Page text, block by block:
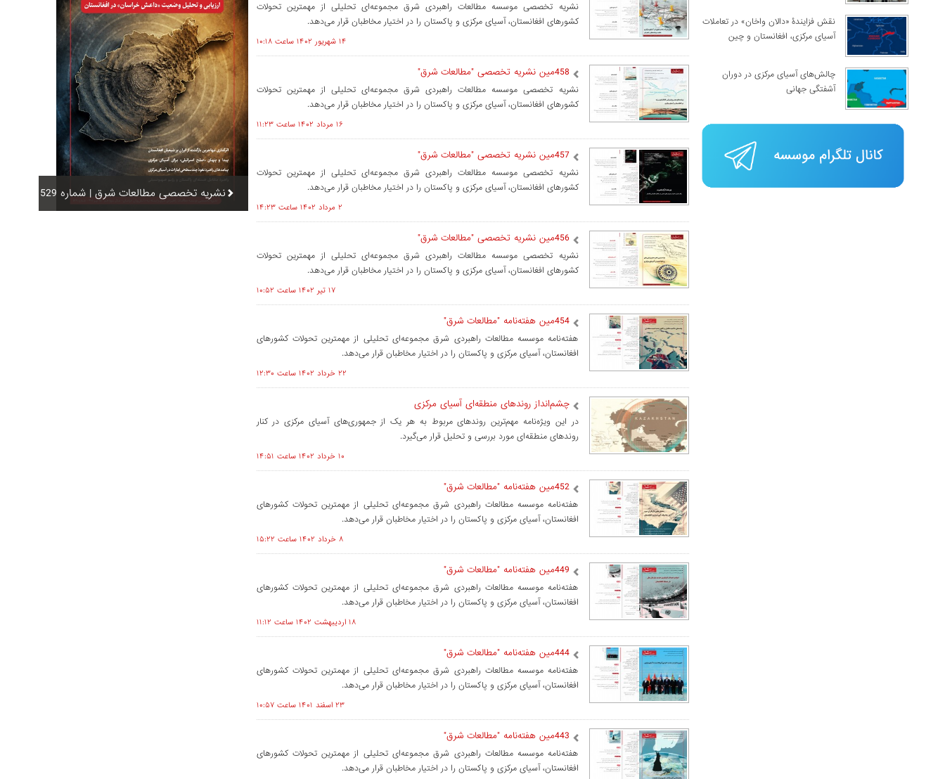
نقش فزایندۀ «دالان واخان» در تعاملات
آسیای مرکزی، افغانستان و چین
چالش‌های آسیای مرکزی در دوران
آشفتگی جهانی
نشریه تخصصی موسسه مطالعات راهبردی شرق مجموعه‌ای تحلیلی از مهمترین تحولات
کشورهای افغانستان، آسیای مرکزی و پاکستان را در اختیار مخاطبان قرار می‌دهد.
۱۴ شهريور ۱۴۰۲ ساعت ۱۰:۱۸
458مین نشریه تخصصی "مطالعات شرق"
نشریه تخصصی موسسه مطالعات راهبردی شرق مجموعه‌ای تحلیلی از مهمترین تحولات
کشورهای افغانستان، آسیای مرکزی و پاکستان را در اختیار مخاطبان قرار می‌دهد.
۱۶ مرداد ۱۴۰۲ ساعت ۱۱:۲۳
457مین نشریه تخصصی "مطالعات شرق"
نشریه تخصصی موسسه مطالعات راهبردی شرق مجموعه‌ای تحلیلی از مهمترین تحولات
کشورهای افغانستان، آسیای مرکزی و پاکستان را در اختیار مخاطبان قرار می‌دهد.
۲ مرداد ۱۴۰۲ ساعت ۱۴:۲۳
456مین نشریه تخصصی "مطالعات شرق"
نشریه تخصصی موسسه مطالعات راهبردی شرق مجموعه‌ای تحلیلی از مهمترین تحولات
کشورهای افغانستان، آسیای مرکزی و پاکستان را در اختیار مخاطبان قرار می‌دهد.
۱۷ تير ۱۴۰۲ ساعت ۱۰:۵۲
454مین هفته‌نامه "مطالعات شرق"
هفته‌نامه موسسه مطالعات راهبردی شرق مجموعه‌ای تحلیلی از مهمترین تحولات کشورهای
افغانستان، آسیای مرکزی و پاکستان را در اختیار مخاطبان قرار می‌دهد.
۲۲ خرداد ۱۴۰۲ ساعت ۱۲:۳۰
چشم‌انداز روندهای منطقه‌ای آسیای مرکزی
در این ویژه‌نامه مهم‌ترین روندهای مربوط به هر یک از جمهوری‌های آسیای مرکزی در کنار
روندهای منطقه‌ای مورد بررسی و تحلیل قرار می‌گیرد.
۱۰ خرداد ۱۴۰۲ ساعت ۱۴:۵۱
452مین هفته‌نامه "مطالعات شرق"
هفته‌نامه موسسه مطالعات راهبردی شرق مجموعه‌ای تحلیلی از مهمترین تحولات کشورهای
افغانستان، آسیای مرکزی و پاکستان را در اختیار مخاطبان قرار می‌دهد.
۸ خرداد ۱۴۰۲ ساعت ۱۵:۲۲
449مین هفته‌نامه "مطالعات شرق"
هفته‌نامه موسسه مطالعات راهبردی شرق مجموعه‌ای تحلیلی از مهمترین تحولات کشورهای
افغانستان، آسیای مرکزی و پاکستان را در اختیار مخاطبان قرار می‌دهد.
۱۸ ارديبهشت ۱۴۰۲ ساعت ۱۱:۱۲
444مین هفته‌نامه "مطالعات شرق"
هفته‌نامه موسسه مطالعات راهبردی شرق مجموعه‌ای تحلیلی از مهمترین تحولات کشورهای
افغانستان، آسیای مرکزی و پاکستان را در اختیار مخاطبان قرار می‌دهد.
۲۳ اسفند ۱۴۰۱ ساعت ۱۰:۵۷
443مین هفته‌نامه "مطالعات شرق"
هفته‌نامه موسسه مطالعات راهبردی شرق مجموعه‌ای تحلیلی از مهمترین تحولات کشورهای
افغانستان، آسیای مرکزی و پاکستان را در اختیار مخاطبان قرار می‌دهد.
نشریه تخصصی مطالعات شرق | شماره 529